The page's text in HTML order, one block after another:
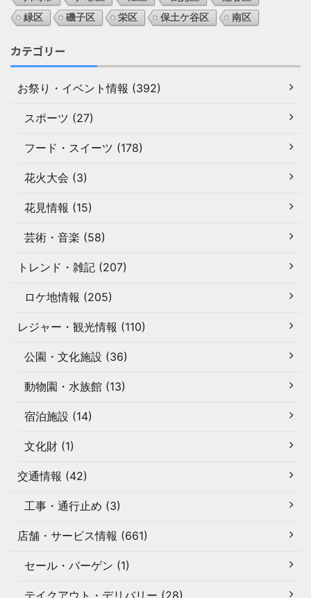
緑区
磯子区 栄区 保土ケ谷区 南区
カテゴリー
お祭り・イベント情報 (392)
スポーツ (27)
フード・スイーツ (178)
花火大会 (3)
花見情報 (15)
芸術・音楽 (58)
トレンド・雑記 (207)
ロケ地情報 (205)
レジャー・観光情報 (110)
公園・文化施設 (36)
動物園・水族館 (13)
宿泊施設 (14)
文化財 (1)
交通情報 (42)
工事・通行止め (3)
店舗・サービス情報 (661)
セール・バーゲン (1)